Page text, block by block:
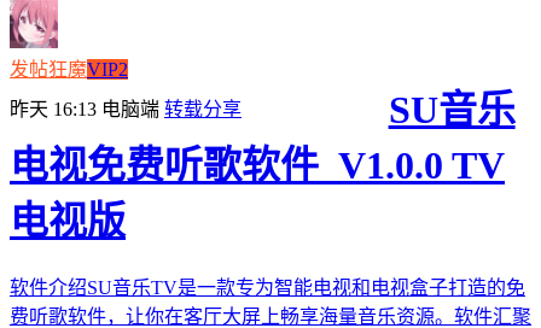
发帖狂魔VIP2
昨天 16:13 电脑端 转载分享
SU音乐
电视免费听歌软件_V1.0.0 TV
电视版
软件介绍SU音乐TV是一款专为智能电视和电视盒子打造的免
费听歌软件，让你在客厅大屏上畅享海量音乐资源。软件汇聚